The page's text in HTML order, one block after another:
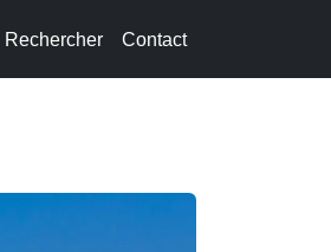
Rechercher Contact